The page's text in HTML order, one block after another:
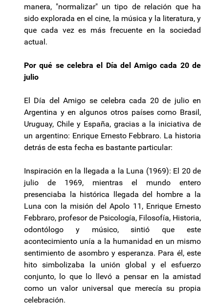
manera, "normalizar" un tipo de relación que ha
sido explorada en el cine, la música y la literatura, y
que cada vez es más frecuente en la sociedad
actual.
Por qué se celebra el Día del Amigo cada 20 de
julio
El Día del Amigo se celebra cada 20 de julio en
Argentina y en algunos otros países como Brasil,
Uruguay, Chile y España, gracias a la iniciativa de
un argentino: Enrique Ernesto Febbraro. La historia
detrás de esta fecha es bastante particular:
Inspiración en la llegada a la Luna (1969): El 20 de
julio de 1969, mientras el mundo entero
presenciaba la histórica llegada del hombre a la
Luna con la misión del Apolo 11, Enrique Ernesto
Febbraro, profesor de Psicología, Filosofía, Historia,
odontólogo y músico, sintió que este
acontecimiento unía a la humanidad en un mismo
sentimiento de asombro y esperanza. Para él, este
hito simbolizaba la unión global y el esfuerzo
conjunto, lo que lo llevó a pensar en la amistad
como un valor universal que merecía su propia
celebración.